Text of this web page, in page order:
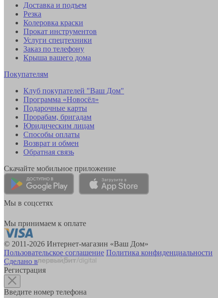
Доставка и подъем
Резка
Колеровка краски
Прокат инструментов
Услуги спецтехники
Заказ по телефону
Крыша вашего дома
Покупателям
Клуб покупателей "Ваш Дом"
Программа «Новосёл»
Подарочные карты
Прорабам, бригадам
Юридическим лицам
Способы оплаты
Возврат и обмен
Обратная связь
Скачайте мобильное приложение
Мы в соцсетях
Мы принимаем к оплате
© 2011-2026 Интернет-магазин «Ваш Дом»
Пользовательское соглашение Политика конфиденциальности
Сделано в
Регистрация
Введите номер телефона